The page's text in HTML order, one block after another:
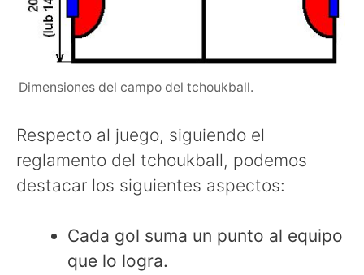
Dimensiones del campo del tchoukball.
Respecto al juego, siguiendo el
reglamento del tchoukball, podemos
destacar los siguientes aspectos:
Cada gol suma un punto al equipo
que lo logra.